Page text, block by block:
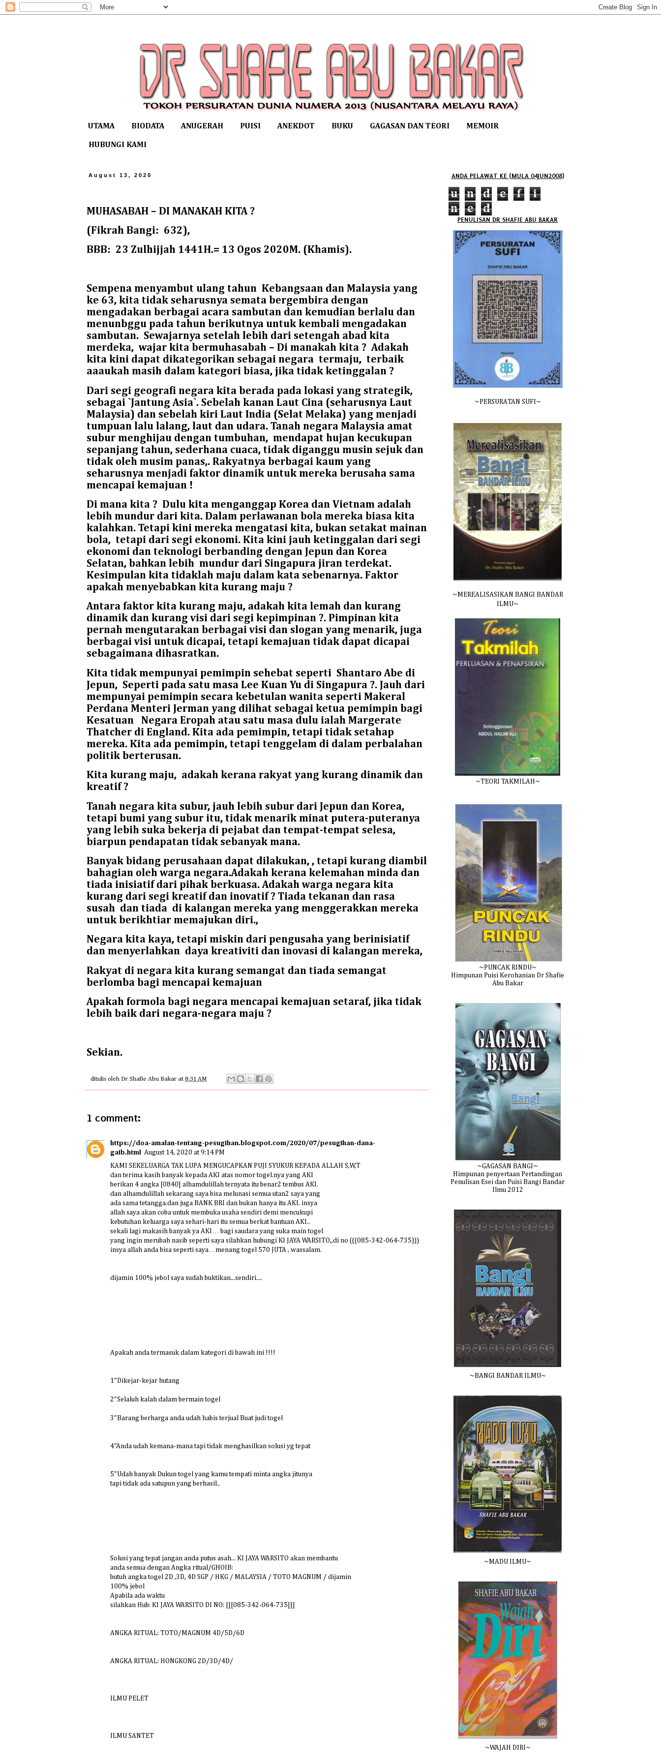
UTAMA BIODATA ANUGERAH PUISI ANEKDOT BUKU GAGASAN DAN TEORI MEMOIR
HUBUNGI KAMI
August 13, 2020
MUHASABAH – DI MANAKAH KITA ?
(Fikrah Bangi: 632),
BBB: 23 Zulhijjah 1441H.= 13 Ogos 2020M. (Khamis).
Sempena menyambut ulang tahun Kebangsaan dan Malaysia yang
ke 63, kita tidak seharusnya semata bergembira dengan
mengadakan berbagai acara sambutan dan kemudian berlalu dan
menunbggu pada tahun berikutnya untuk kembali mengadakan
sambutan. Sewajarnya setelah lebih dari setengah abad kita
merdeka, wajar kita bermuhasabah – Di manakah kita ? Adakah
kita kini dapat dikategorikan sebagai negara termaju, terbaik
aaaukah masih dalam kategori biasa, jika tidak ketinggalan ?
Dari segi geografi negara kita berada pada lokasi yang strategik,
sebagai `Jantung Asia`. Sebelah kanan Laut Cina (seharusnya Laut
Malaysia) dan sebelah kiri Laut India (Selat Melaka) yang menjadi
tumpuan lalu lalang, laut dan udara. Tanah negara Malaysia amat
subur menghijau dengan tumbuhan, mendapat hujan kecukupan
sepanjang tahun, sederhana cuaca, tidak diganggu musin sejuk dan
tidak oleh musim panas,. Rakyatnya berbagai kaum yang
seharusnya menjadi faktor dinamik untuk mereka berusaha sama
mencapai kemajuan !
Di mana kita ? Dulu kita menganggap Korea dan Vietnam adalah
lebih mundur dari kita. Dalam perlawanan bola mereka biasa kita
kalahkan. Tetapi kini mereka mengatasi kita, bukan setakat mainan
bola, tetapi dari segi ekonomi. Kita kini jauh ketinggalan dari segi
ekonomi dan teknologi berbanding dengan Jepun dan Korea
Selatan, bahkan lebih mundur dari Singapura jiran terdekat.
Kesimpulan kita tidaklah maju dalam kata sebenarnya. Faktor
apakah menyebabkan kita kurang maju ?
Antara faktor kita kurang maju, adakah kita lemah dan kurang
dinamik dan kurang visi dari segi kepimpinan ?. Pimpinan kita
pernah mengutarakan berbagai visi dan slogan yang menarik, juga
berbagai visi untuk dicapai, tetapi kemajuan tidak dapat dicapai
sebagaimana dihasratkan.
Kita tidak mempunyai pemimpin sehebat seperti Shantaro Abe di
Jepun, Seperti pada satu masa Lee Kuan Yu di Singapura ?. Jauh dari
mempunyai pemimpin secara kebetulan wanita seperti Makeral
Perdana Menteri Jerman yang dilihat sebagai ketua pemimpin bagi
Kesatuan
Negara Eropah atau satu masa dulu ialah Margerate
Thatcher di England. Kita ada pemimpin, tetapi tidak setahap
mereka. Kita ada pemimpin, tetapi tenggelam di dalam perbalahan
politik berterusan.
Kita kurang maju, adakah kerana rakyat yang kurang dinamik dan
kreatif ?
Tanah negara kita subur, jauh lebih subur dari Jepun dan Korea,
tetapi bumi yang subur itu, tidak menarik minat putera-puteranya
yang lebih suka bekerja di pejabat dan tempat-tempat selesa,
biarpun pendapatan tidak sebanyak mana.
Banyak bidang perusahaan dapat dilakukan, , tetapi kurang diambil
bahagian oleh warga negara.Adakah kerana kelemahan minda dan
tiada inisiatif dari pihak berkuasa. Adakah warga negara kita
kurang dari segi kreatif dan inovatif ? Tiada tekanan dan rasa
susah dan tiada di kalangan mereka yang menggerakkan mereka
untuk berikhtiar memajukan diri.,
Negara kita kaya, tetapi miskin dari pengusaha yang berinisiatif
dan menyerlahkan daya kreativiti dan inovasi di kalangan mereka,
Rakyat di negara kita kurang semangat dan tiada semangat
berlomba bagi mencapai kemajuan
Apakah formola bagi negara mencapai kemajuan setaraf, jika tidak
lebih baik dari negara-negara maju ?
Sekian.
ditulis oleh Dr Shafie Abu Bakar at 8:31 AM
1 comment:
https://doa-amalan-tentang-pesugihan.blogspot.com/2020/07/pesugihan-dana-
gaib.html August 14, 2020 at 9:14 PM
KAMI SEKELUARGA TAK LUPA MENGUCAPKAN PUJI SYUKUR KEPADA ALLAH S,W,T
dan terima kasih banyak kepada AKI atas nomor togel.nya yang AKI
berikan 4 angka [0840] alhamdulillah ternyata itu benar2 tembus AKI.
dan alhamdulillah sekarang saya bisa melunasi semua utan2 saya yang
ada sama tetangga.dan juga BANK BRI dan bukan hanya itu AKI. insya
allah saya akan coba untuk membuka usaha sendiri demi mencukupi
kebutuhan keluarga saya sehari-hari itu semua berkat bantuan AKI..
sekali lagi makasih banyak ya AKI… bagi saudara yang suka main togel
yang ingin merubah nasib seperti saya silahkan hubungi KI JAYA WARSITO,,di no (((085-342-064-735)))
insya allah anda bisa seperti saya…menang togel 570 JUTA , wassalam.
dijamin 100% jebol saya sudah buktikan...sendiri....
Apakah anda termasuk dalam kategori di bawah ini !!!!
1"Dikejar-kejar hutang
2"Selaluh kalah dalam bermain togel
3"Barang berharga anda udah habis terjual Buat judi togel
4"Anda udah kemana-mana tapi tidak menghasilkan solusi yg tepat
5"Udah banyak Dukun togel yang kamu tempati minta angka jitunya
tapi tidak ada satupun yang berhasil..
Solusi yang tepat jangan anda putus asah... KI JAYA WARSITO akan membantu
anda semua dengan Angka ritual/GHOIB:
butuh angka togel 2D ,3D, 4D SGP / HKG / MALAYSIA / TOTO MAGNUM / dijamin
100% jebol
Apabila ada waktu
silahkan Hub: KI JAYA WARSITO DI NO: [[[085-342-064-735]]]
ANGKA RITUAL: TOTO/MAGNUM 4D/5D/6D
ANGKA RITUAL: HONGKONG 2D/3D/4D/
ILMU PELET
ILMU SANTET
ANDA PELAWAT KE (MULA 04JUN2008)
u n d e f
i
n
e d
PENULISAN DR SHAFIE ABU BAKAR
~PERSURATAN SUFI~
~MEREALISASIKAN BANGI BANDAR
ILMU~
~TEORI TAKMILAH~
~PUNCAK RINDU~
Himpunan Puisi Kerohanian Dr Shafie
Abu Bakar
~GAGASAN BANGI~
Himpunan penyertaan Pertandingan
Penulisan Esei dan Puisi Bangi Bandar
Ilmu 2012
~BANGI BANDAR ILMU~
~MADU ILMU~
~WAJAH DIRI~